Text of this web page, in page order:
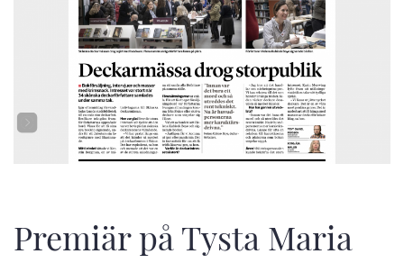
Premiär på Tysta Maria